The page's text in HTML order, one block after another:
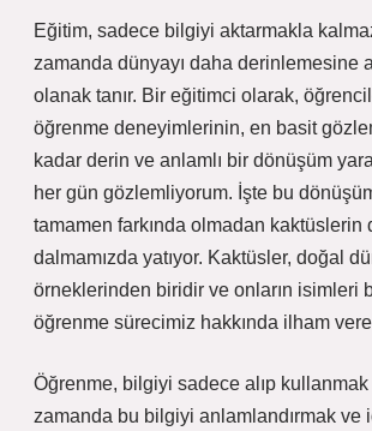
Eğitim, sadece bilgiyi aktarmakla
zamanda dünyayı daha derinlemesine
olanak tanır. Bir eğitimci olarak,
öğrenme deneyimlerinin, en basit
kadar derin ve anlamlı bir dönüşüm
her gün gözlemliyorum. İşte bu
tamamen farkında olmadan kaktüslerin
dalmamızda yatıyor. Kaktüsler, doğal
örneklerinden biridir ve onların isimleri
öğrenme sürecimiz hakkında ilham
Öğrenme, bilgiyi sadece alıp kullanmak
zamanda bu bilgiyi anlamlandırmak ve